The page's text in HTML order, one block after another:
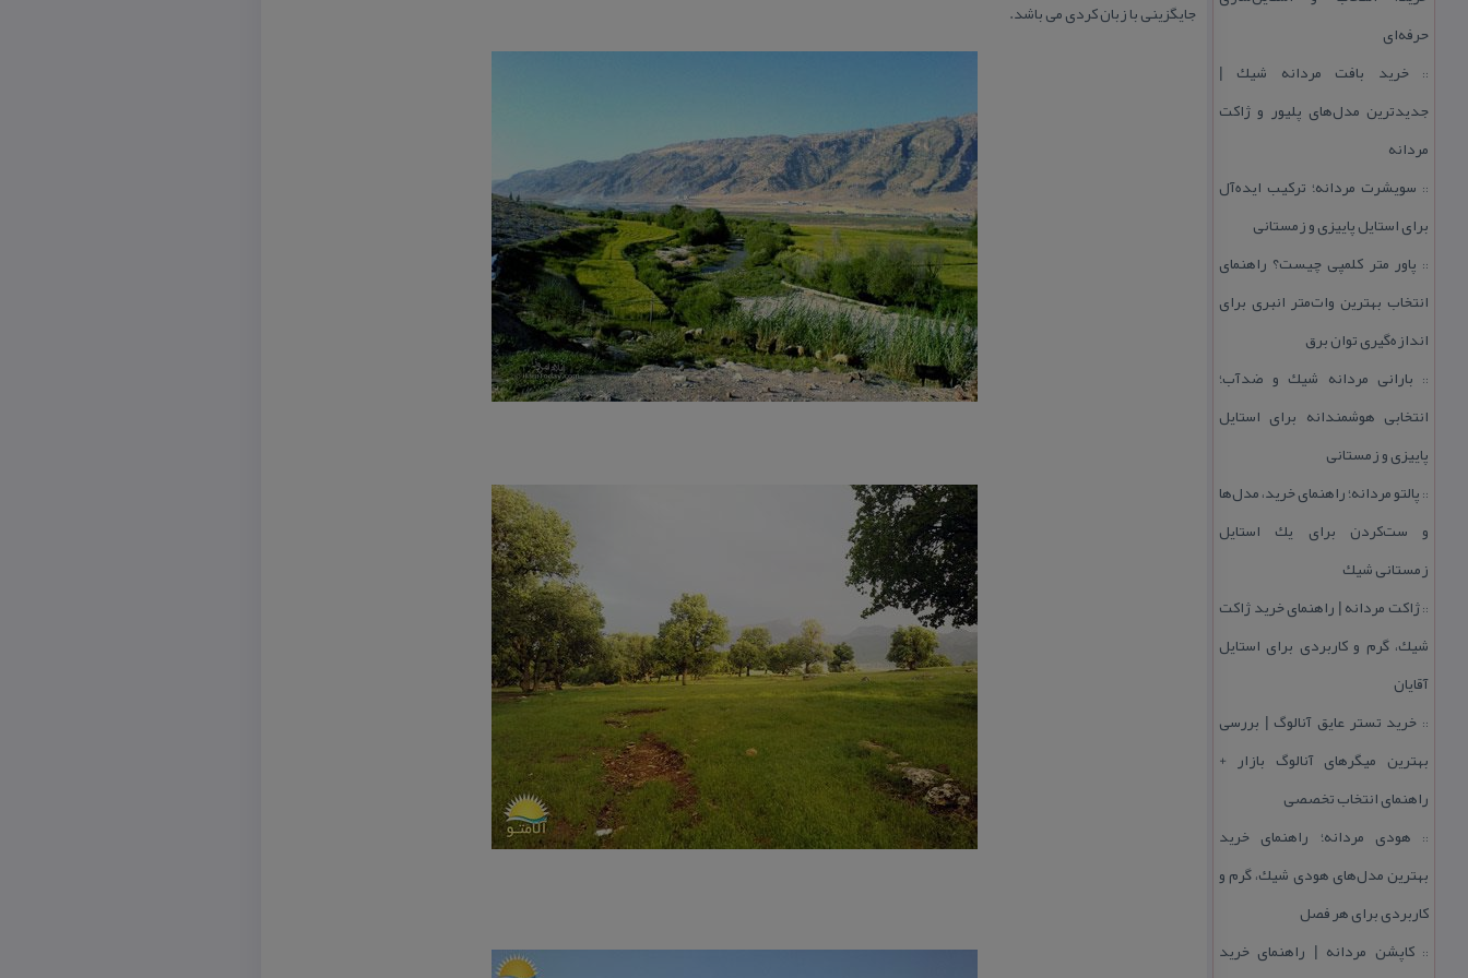
حرفه‌ای
::خرید بافت مردانه شیك |
جدیدترین مدل‌های پلیور و ژاكت
مردانه
:: سویشرت مردانه؛ تركیب ایده‌آل
برای استایل پاییزی و زمستانی
:: پاور متر كلمپی چیست؟ راهنمای
انتخاب بهترین وات‌متر انبری برای
اندازه‌گیری توان برق
:: بارانی مردانه شیك و ضدآب؛
انتخابی هوشمندانه برای استایل
پاییزی و زمستانی
:: پالتو مردانه؛ راهنمای خرید، مدل‌ها
و ست‌كردن برای یك استایل
زمستانی شیك
::ژاكت مردانه | راهنمای خرید ژاكت
شیك، گرم و كاربردی برای استایل
آقایان
:: خرید تستر عایق آنالوگ | بررسی
بهترین میگرهای آنالوگ بازار +
راهنمای انتخاب تخصصی
:: هودی مردانه؛ راهنمای خرید
بهترین مدل‌های هودی شیك، گرم و
كاربردی برای هر فصل
::كاپشن مردانه | راهنمای خرید
جایگزینی با زبان كردی می باشد.